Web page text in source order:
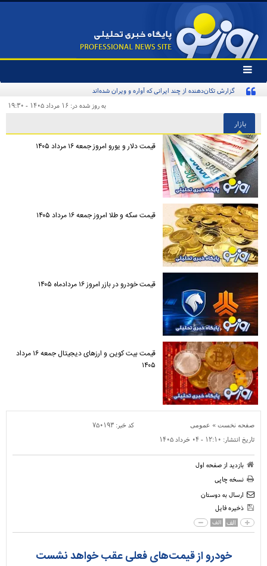
تغییر
وضعیت
منوی
ها
به روز شده در: ۱۶ مرداد ۱۴۰۵ - ۱۹:۳۰
بازار
قیمت دلار و یورو امروز جمعه ۱۶ مرداد ۱۴۰۵
قیمت سکه و طلا امروز جمعه ۱۶ مرداد ۱۴۰۵
قیمت خودرو در بازر امروز ۱۶ مردادماه ۱۴۰۵
قیمت بیت کوین و ارز‌های دیجیتال جمعه ۱۶ مرداد
۱۴۰۵
صفحه نخست » عمومی کد خبر: ۷۵۰۱۹۳
تاریخ انتشار: ۱۲:۱۰ - ۰۴ خرداد ۱۴۰۵
بازدید از صفحه اول
نسخه چاپی
ارسال به دوستان
ذخیره فایل
الف الف
خودرو از قیمت‌های فعلی عقب خواهد نشست